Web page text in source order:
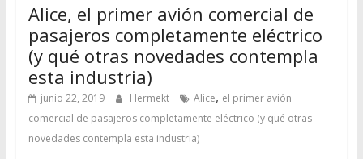
Alice, el primer avión comercial de
pasajeros completamente eléctrico
(y qué otras novedades contempla
esta industria)
junio 22, 2019 Hermekt Alice, el primer avión
comercial de pasajeros completamente eléctrico (y qué otras
novedades contempla esta industria)